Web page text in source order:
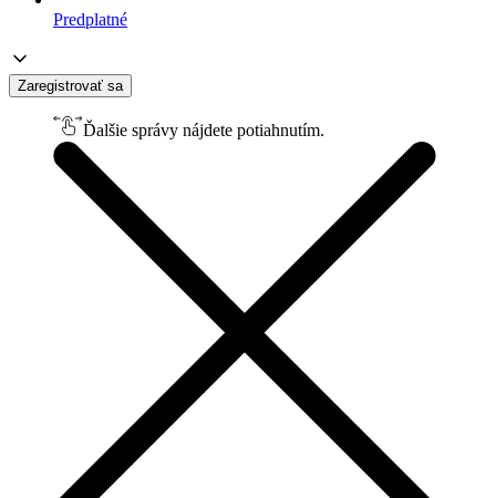
Predplatné
Zaregistrovať sa
Ďalšie správy nájdete potiahnutím.